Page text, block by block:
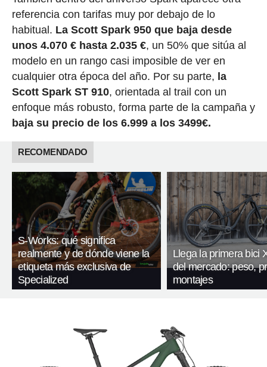
referencia con tarifas muy por debajo de lo
habitual. La Scott Spark 950 que baja desde
unos 4.070 € hasta 2.035 €, un 50% que sitúa al
modelo en un rango casi imposible de ver en
cualquier otra época del año. Por su parte, la
Scott Spark ST 910, orientada al trail con un
enfoque más robusto, forma parte de la campaña y
baja su precio de los 6.999 a los 3499€.
RECOMENDADO
S-Works: qué significa
realmente y de dónde viene la
etiqueta más exclusiva de
Specialized
Llega la primera bici
del mercado: peso,
montajes